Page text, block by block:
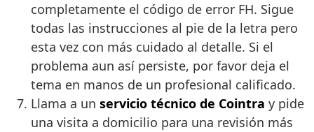
completamente el código de error FH. Sigue
todas las instrucciones al pie de la letra pero
esta vez con más cuidado al detalle. Si el
problema aun así persiste, por favor deja el
tema en manos de un profesional calificado.
Llama a un servicio técnico de Cointra y pide
una visita a domicilio para una revisión más